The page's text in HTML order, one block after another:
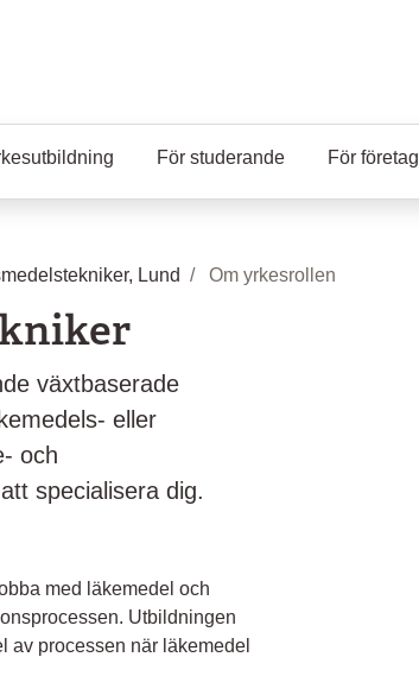
För studerande För företag
Lund Om yrkesrollen
växtbaserade
eller
och
specialisera dig.
med läkemedel och
Utbildningen
av processen när läkemedel